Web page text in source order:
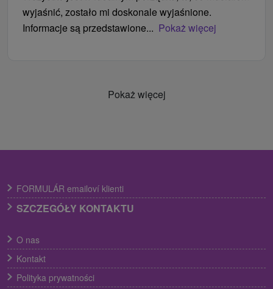
wyjaśnić, zostało mi doskonale wyjaśnione.
Informacje są przedstawione... Pokaż więcej
Pokaż więcej
FORMULÁR emailoví klienti
SZCZEGÓŁY KONTAKTU
O nas
Kontakt
Polityka prywatności